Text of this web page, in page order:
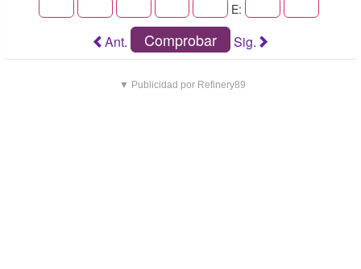
E:
Ant. Comprobar Sig.
▼ Publicidad por Refinery89